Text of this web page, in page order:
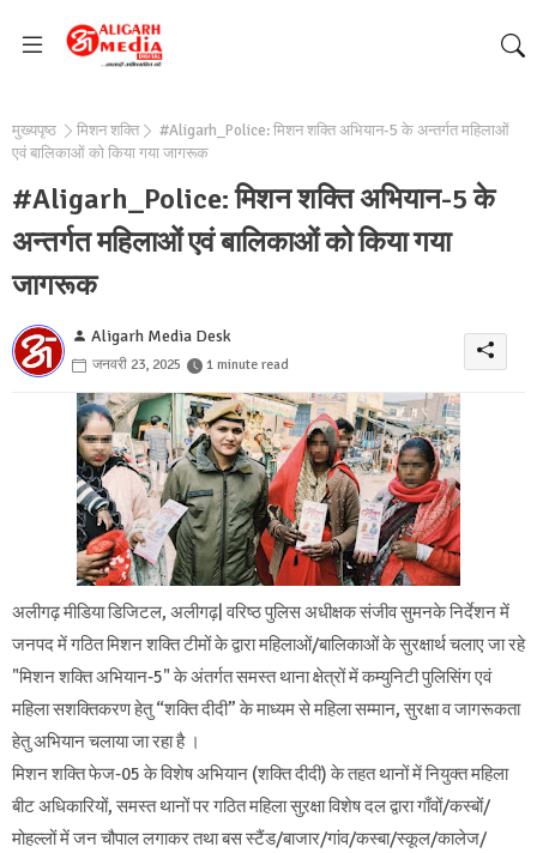
मुख्यपृष्ठ मिशन शक्ति
#Aligarh_Police: मिशन शक्ति अभियान-5 के अन्तर्गत महिलाओं
एवं बालिकाओं को किया गया जागरूक
#Aligarh_Police: मिशन शक्ति अभियान-5 के
अन्तर्गत महिलाओं एवं बालिकाओं को किया गया
जागरूक
Aligarh Media Desk
जनवरी 23, 2025 1 minute read
अलीगढ़ मीडिया डिजिटल, अलीगढ़| वरिष्ठ पुलिस अधीक्षक संजीव सुमनके निर्देशन में
जनपद में गठित मिशन शक्ति टीमों के द्वारा महिलाओं/बालिकाओं के सुरक्षार्थ चलाए जा रहे
"मिशन शक्ति अभियान-5" के अंतर्गत समस्त थाना क्षेत्रों में कम्युनिटी पुलिसिंग एवं
महिला सशक्तिकरण हेतु “शक्ति दीदी” के माध्यम से महिला सम्मान, सुरक्षा व जागरूकता
हेतु अभियान चलाया जा रहा है ।
मिशन शक्ति फेज-05 के विशेष अभियान (शक्ति दीदी) के तहत थानों में नियुक्त महिला
बीट अधिकारियों, समस्त थानों पर गठित महिला सुऱक्षा विशेष दल द्वारा गाँवों/कस्बों/
मोहल्लों में जन चौपाल लगाकर तथा बस स्टैंड/बाजार/गांव/कस्बा/स्कूल/कालेज/